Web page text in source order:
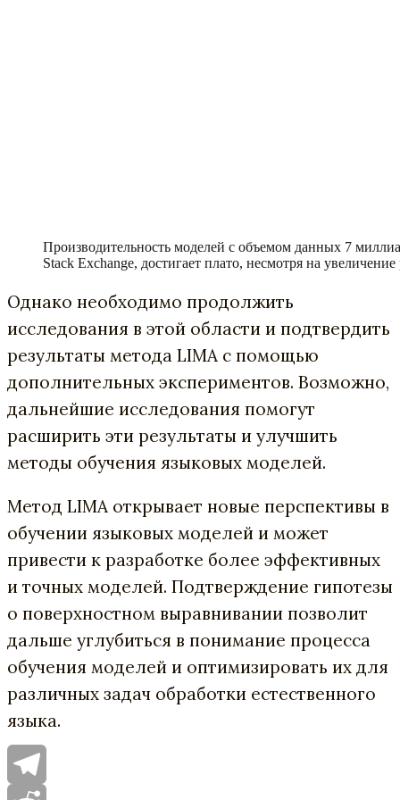
Производительность моделей с объемом данных 7
Stack Exchange, достигает плато, несмотря на
Однако необходимо продолжить
исследования в этой области и подтвердить
результаты метода LIMA с помощью
дополнительных экспериментов. Возможно,
дальнейшие исследования помогут
расширить эти результаты и улучшить
методы обучения языковых моделей.
Метод LIMA открывает новые перспективы в
обучении языковых моделей и может
привести к разработке более эффективных
и точных моделей. Подтверждение гипотезы
о поверхностном выравнивании позволит
дальше углубиться в понимание процесса
обучения моделей и оптимизировать их для
различных задач обработки естественного
языка.